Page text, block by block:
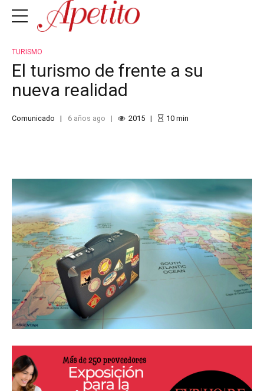
TURISMO
El turismo de frente a su
nueva realidad
Comunicado 6 años ago 2015 10min